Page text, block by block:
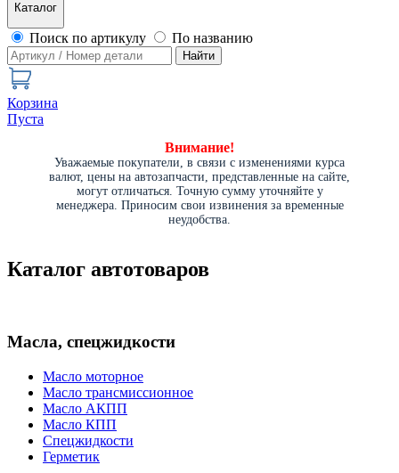
Каталог
Поиск по артикулу По названию
Найти
Корзина
Пуста
Внимание!
Уважаемые покупатели, в связи с изменениями курса
валют, цены на автозапчасти, представленные на сайте,
могут отличаться. Точную сумму уточняйте у
менеджера. Приносим свои извинения за временные
неудобства.
Каталог автотоваров
Масла, спецжидкости
Масло моторное
Масло трансмиссионное
Масло АКПП
Масло КПП
Спецжидкости
Герметик